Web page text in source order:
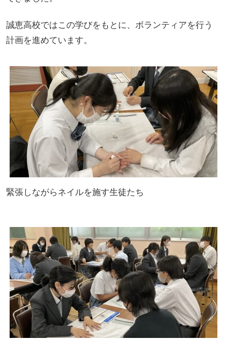
誠恵高校ではこの学びをもとに、ボランティアを行う
計画を進めています。
緊張しながらネイルを施す生徒たち